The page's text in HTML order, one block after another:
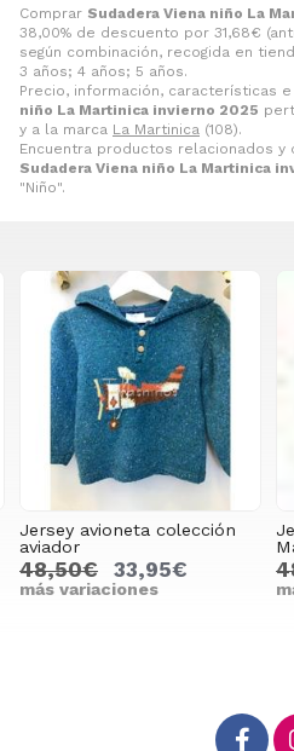
Comprar Sudadera Viena niño La
38,00% de descuento por 31,68€
según combinación, recogida en
3 años; 4 años; 5 años.
Precio, información, características
niño La Martinica invierno 2025
y a la marca La Martinica (108).
Encuentra productos relacionados
Sudadera Viena niño La Martinica
"Niño".
Jersey avioneta colección
aviador
48,50€ 33,95€
más variaciones